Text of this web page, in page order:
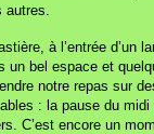
à l’entrée d’un
un bel espace et
notre repas sur
: la pause du
C’est encore un